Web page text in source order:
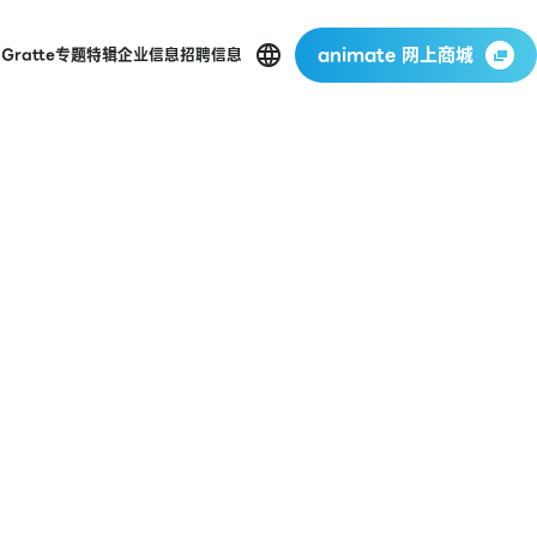
Gratte专题特辑企业信息招聘信息 animate 网上商城